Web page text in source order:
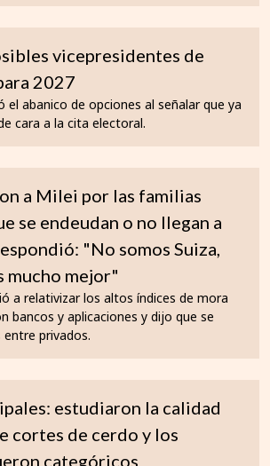
vicepresidentes de
2027
el abanico de opciones al señalar que ya
cara a la cita electoral.
a Milei por las familias
se endeudan o no llegan a
"No somos Suiza,
mucho mejor"
a relativizar los altos índices de mora
bancos y aplicaciones y dijo que se
privados.
estudiaron la calidad
cortes de cerdo y los
categóricos